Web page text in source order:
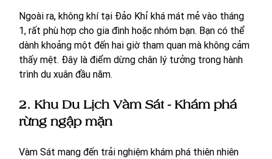
Ngoài ra, không khí tại Đảo Khỉ khá mát mẻ vào tháng
1, rất phù hợp cho gia đình hoặc nhóm bạn. Bạn có thể
dành khoảng một đến hai giờ tham quan mà không cảm
thấy mệt. Đây là điểm dừng chân lý tưởng trong hành
trình du xuân đầu năm.
2. Khu Du Lịch Vàm Sát - Khám phá
rừng ngập mặn
Vàm Sát mang đến trải nghiệm khám phá thiên nhiên